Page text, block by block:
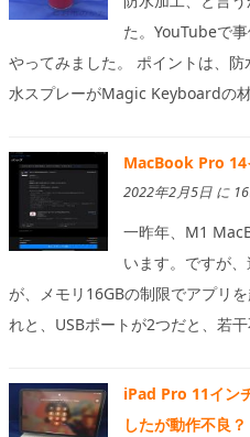
た。YouTubeで
やってみました。 ポイントは、
水スプレーがMagic Keyboardの
MacBook Pro 14
2022年2月5日 に
一昨年、M1
います。ですが
が、メモリ16GBの制限でアプリ
れと、USBポートが2つだと、若
iPad Pro 11イン
したが動作不良？